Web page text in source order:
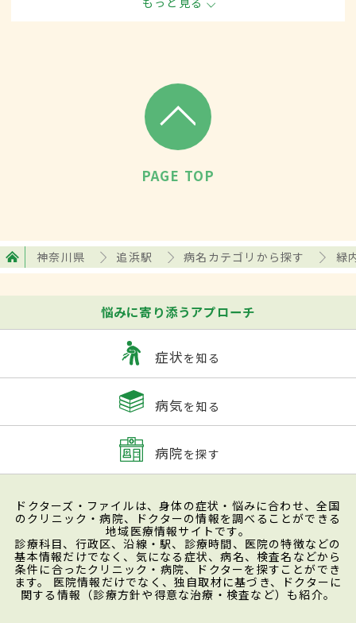
などが一通りそろっており、商店街も充実。多くの企業
の事業所や研究所も置かれている。鷹取山、夏島貝塚と
PAGE TOP
神奈川県 追浜駅 病名カテゴリから探す 緑
悩みに寄り添うアプローチ
症状を知る
病気を知る
病院を探す
ドクターズ・ファイルは、身体の症状・悩みに合わせ、全国
のクリニック・病院、ドクターの情報を調べることができる
地域医療情報サイトです。
診療科目、行政区、沿線・駅、診療時間、医院の特徴などの
基本情報だけでなく、気になる症状、病名、検査名などから
条件に合ったクリニック・病院、ドクターを探すことができ
ます。 医院情報だけでなく、独自取材に基づき、ドクターに
関する情報（診療方針や得意な治療・検査など）も紹介。